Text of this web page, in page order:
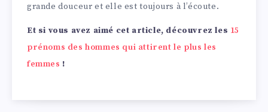
grande douceur et elle est toujours à l’écoute.
Et si vous avez aimé cet article, découvrez les 15
prénoms des hommes qui attirent le plus les
femmes !